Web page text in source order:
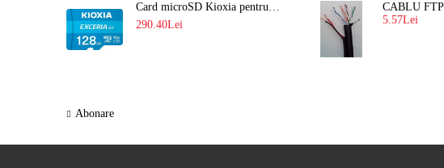
Card microSD Kioxia pentru CCTV cu capacitate memorie 128GB Ultra HD 4K LMEX2L128GG2
290.40Lei
Abonare
5.57Lei